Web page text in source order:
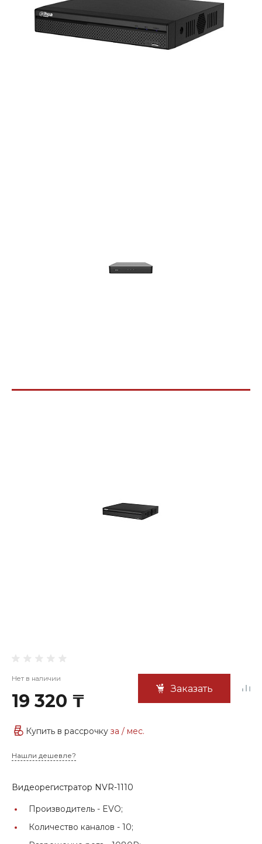
Нет в наличии
19 320 ₸
Заказать
Купить в рассрочку за / мес.
Нашли дешевле?
Видеорегистратор NVR-1110
Производитель - EVO;
Количество каналов - 10;